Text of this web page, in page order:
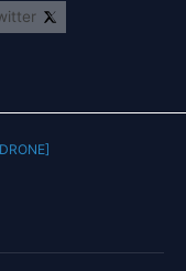
|